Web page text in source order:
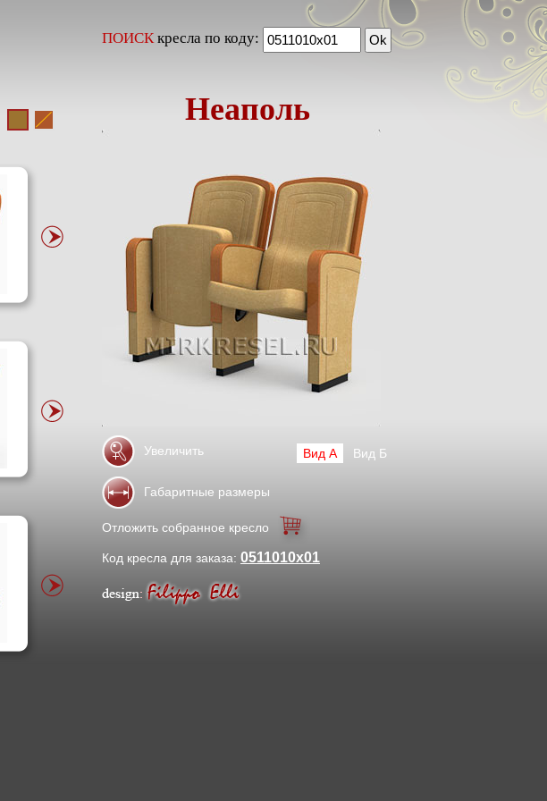
ПОИСКкресла по коду:
Неаполь
Вид А Вид Б
Увеличить
Габаритные размеры
Отложить собранное кресло
Код кресла для заказа: 0511010x01